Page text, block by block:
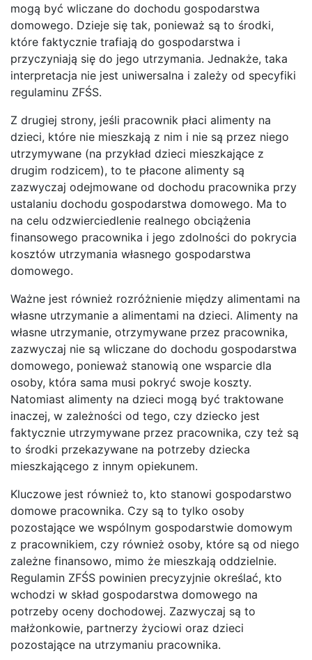
mogą być wliczane do dochodu gospodarstwa
domowego. Dzieje się tak, ponieważ są to środki,
które faktycznie trafiają do gospodarstwa i
przyczyniają się do jego utrzymania. Jednakże, taka
interpretacja nie jest uniwersalna i zależy od specyfiki
regulaminu ZFŚS.
Z drugiej strony, jeśli pracownik płaci alimenty na
dzieci, które nie mieszkają z nim i nie są przez niego
utrzymywane (na przykład dzieci mieszkające z
drugim rodzicem), to te płacone alimenty są
zazwyczaj odejmowane od dochodu pracownika przy
ustalaniu dochodu gospodarstwa domowego. Ma to
na celu odzwierciedlenie realnego obciążenia
finansowego pracownika i jego zdolności do pokrycia
kosztów utrzymania własnego gospodarstwa
domowego.
Ważne jest również rozróżnienie między alimentami na
własne utrzymanie a alimentami na dzieci. Alimenty na
własne utrzymanie, otrzymywane przez pracownika,
zazwyczaj nie są wliczane do dochodu gospodarstwa
domowego, ponieważ stanowią one wsparcie dla
osoby, która sama musi pokryć swoje koszty.
Natomiast alimenty na dzieci mogą być traktowane
inaczej, w zależności od tego, czy dziecko jest
faktycznie utrzymywane przez pracownika, czy też są
to środki przekazywane na potrzeby dziecka
mieszkającego z innym opiekunem.
Kluczowe jest również to, kto stanowi gospodarstwo
domowe pracownika. Czy są to tylko osoby
pozostające we wspólnym gospodarstwie domowym
z pracownikiem, czy również osoby, które są od niego
zależne finansowo, mimo że mieszkają oddzielnie.
Regulamin ZFŚS powinien precyzyjnie określać, kto
wchodzi w skład gospodarstwa domowego na
potrzeby oceny dochodowej. Zazwyczaj są to
małżonkowie, partnerzy życiowi oraz dzieci
pozostające na utrzymaniu pracownika.